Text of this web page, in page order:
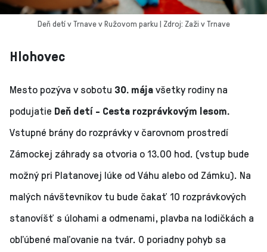
Deň detí v Trnave v Ružovom parku | Zdroj: Zaži v Trnave
Hlohovec
Mesto pozýva v sobotu 30. májavšetky rodiny na
podujatie Deň detí - Cesta rozprávkovým lesom.
Vstupné brány do rozprávky v čarovnom prostredí
Zámockej záhrady sa otvoria o 13.00 hod. (vstup bude
možný pri Platanovej lúke od Váhu alebo od Zámku). Na
malých návštevníkov tu bude čakať 10 rozprávkových
stanovíšť s úlohami a odmenami, plavba na lodičkách a
obľúbené maľovanie na tvár. O poriadny pohyb sa